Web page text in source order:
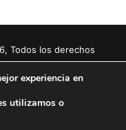
Todos los derechos
Instagram
experiencia en
utilizamos o